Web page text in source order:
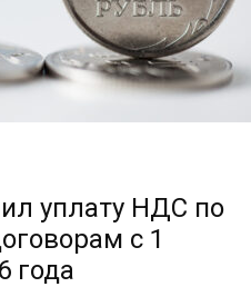
уплату НДС по
с 1
года